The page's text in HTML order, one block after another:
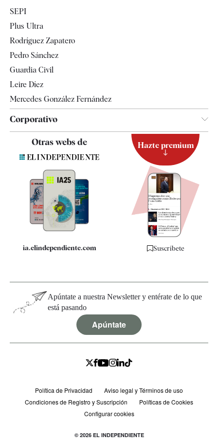
Televisión
SEPI
Plus Ultra
Rodríguez Zapatero
Pedro Sánchez
Guardia Civil
Leire Díez
Mercedes González Fernández
Corporativo
Contacto
Quiénes somos
Especificaciones
Otras webs de
ia.elindependiente.com
Hazte premium
Suscríbete
Apúntate a nuestra Newsletter y entérate de lo que
está pasando
Apúntate
Política de Privacidad
Aviso legal y Términos de uso
Condiciones de Registro y Suscripción
Políticas de Cookies
Configurar cookies
© 2026 EL INDEPENDIENTE